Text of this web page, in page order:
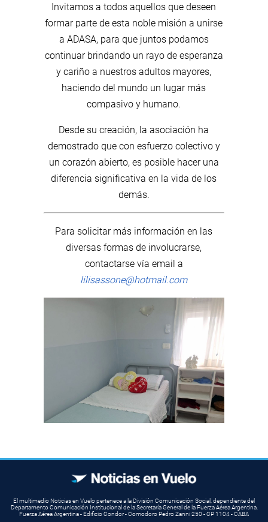
Invitamos a todos aquellos que deseen
formar parte de esta noble misión a unirse
a ADASA, para que juntos podamos
continuar brindando un rayo de esperanza
y cariño a nuestros adultos mayores,
haciendo del mundo un lugar más
compasivo y humano.
Desde su creación, la asociación ha
demostrado que con esfuerzo colectivo y
un corazón abierto, es posible hacer una
diferencia significativa en la vida de los
demás.
Para solicitar más información en las
diversas formas de involucrarse,
contactarse vía email a
lilisassone@hotmail.com
El multimedio Noticias en Vuelo pertenece a la División Comunicación Social, dependiente del
Departamento Comunicación Institucional de la Secretaría General de la Fuerza Aérea Argentina.
Fuerza Aérea Argentina - Edificio Condor - Comodoro Pedro Zanni 250 - CP 1104 - CABA